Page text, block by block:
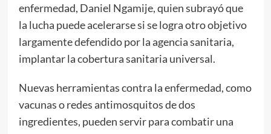
enfermedad, Daniel Ngamije, quien subrayó que
la lucha puede acelerarse si se logra otro objetivo
largamente defendido por la agencia sanitaria,
implantar la cobertura sanitaria universal.
Nuevas herramientas contra la enfermedad, como
vacunas o redes antimosquitos de dos
ingredientes, pueden servir para combatir una